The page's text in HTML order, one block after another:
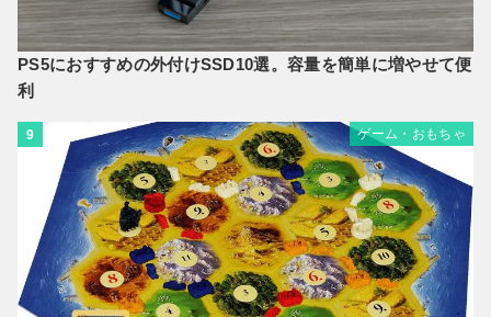
PS5におすすめの外付けSSD10選。容量を簡単に増やせて便
利
9 ゲーム・おもちゃ